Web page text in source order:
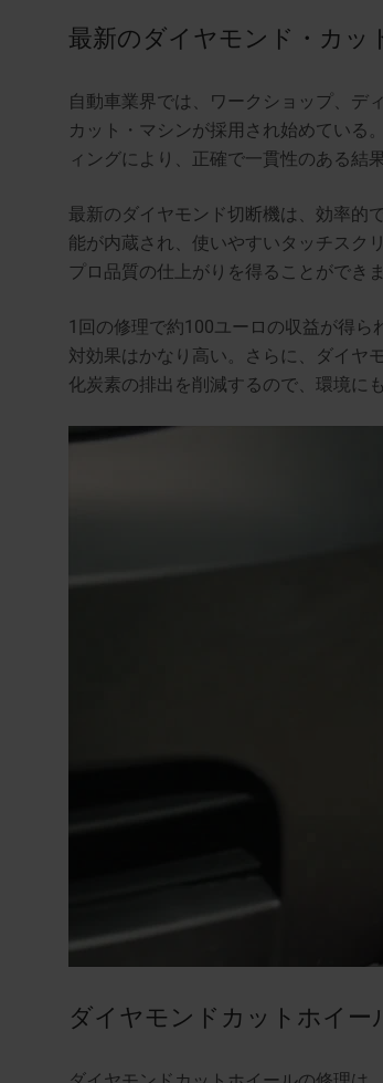
最新のダイヤモンド・カッ
自動車業界では、ワークショップ、デ
カット・マシンが採用され始めている
ィングにより、正確で一貫性のある結
最新のダイヤモンド切断機は、効率的
能が内蔵され、使いやすいタッチスク
プロ品質の仕上がりを得ることができま
1回の修理で約100ユーロの収益が得
対効果はかなり高い。さらに、ダイヤ
化炭素の排出を削減するので、環境にも
ダイヤモンドカットホイー